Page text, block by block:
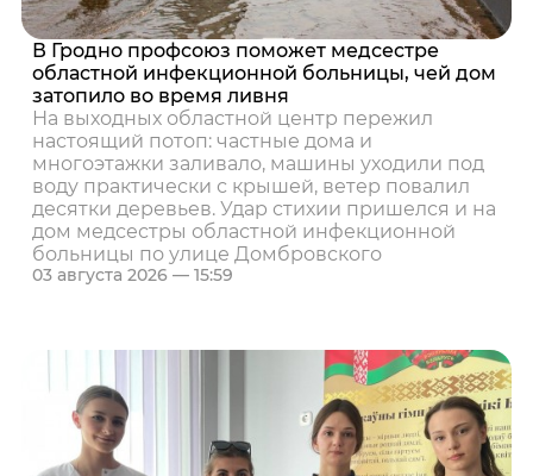
В Гродно профсоюз поможет медсестре
областной инфекционной больницы, чей дом
затопило во время ливня
На выходных областной центр пережил
настоящий потоп: частные дома и
многоэтажки заливало, машины уходили под
воду практически с крышей, ветер повалил
десятки деревьев. Удар стихии пришелся и на
дом медсестры областной инфекционной
больницы по улице Домбровского
03 августа 2026 — 15:59